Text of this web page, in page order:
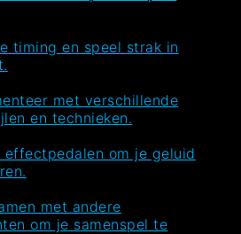
timing en speel strak in
met verschillende
en technieken.
effectpedalen om je geluid
met andere
om je samenspel te